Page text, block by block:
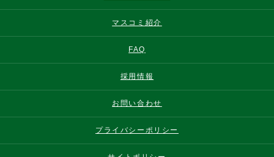
マスコミ紹介
FAQ
採用情報
お問い合わせ
プライバシーポリシー